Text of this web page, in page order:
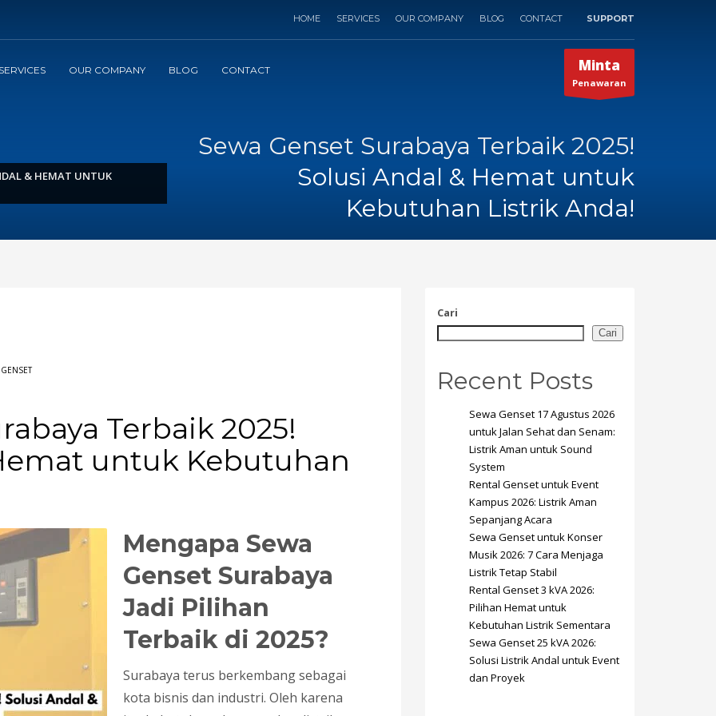
an email to support@website.com . Thank you!
SHOWROOM HOURS
Mon-Fri 9:00AM - 6:00AM
Sat - 9:00AM-5:00PM
Sundays by appointment only!
HOME SERVICES OUR COMPANY BLOG CONTACT SUPPORT
SERVICES OUR COMPANY BLOG CONTACT Minta
Penawaran
& HEMAT UNTUK
Sewa Genset Surabaya Terbaik 2025!
Solusi Andal & Hemat untuk
Kebutuhan Listrik Anda!
Terbaik 2025!
untuk Kebutuhan
Mengapa Sewa
Genset Surabaya
Jadi Pilihan
Terbaik di 2025?
Surabaya terus berkembang sebagai
kota bisnis dan industri. Oleh karena
Cari
Cari
Recent Posts
Sewa Genset 17 Agustus 2026
untuk Jalan Sehat dan Senam:
Listrik Aman untuk Sound
System
Rental Genset untuk Event
Kampus 2026: Listrik Aman
Sepanjang Acara
Sewa Genset untuk Konser
Musik 2026: 7 Cara Menjaga
Listrik Tetap Stabil
Rental Genset 3 kVA 2026:
Pilihan Hemat untuk
Kebutuhan Listrik Sementara
Sewa Genset 25 kVA 2026:
Solusi Listrik Andal untuk Event
dan Proyek